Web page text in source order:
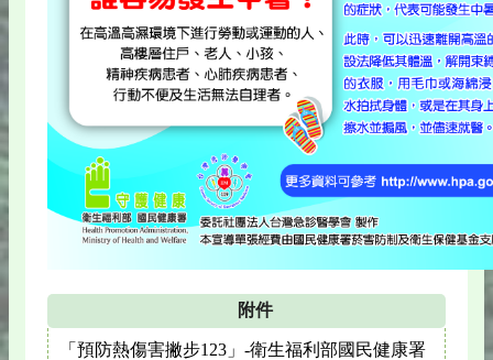
附件
「預防熱傷害撇步123」-衛生福利部國民健康署